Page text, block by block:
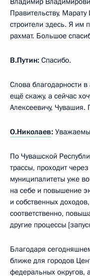
Правительству,
строители здесь. Я им
рахмат. Большое
В.Путин: Спасибо.
Слова благодарности
ещё скажу, а сейчас
Алексеевичу, Чувашия.
О.Николаев:
По Чувашской
трассы, проходит
муниципалитеты уже
на себе и повышение
и собственных
соответственно,
другие процессы
Благодаря
ближе для городов
федеральных округов,